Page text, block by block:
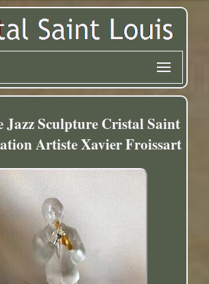
Jazz Sculpture Cristal Saint
Artiste Xavier Froissart